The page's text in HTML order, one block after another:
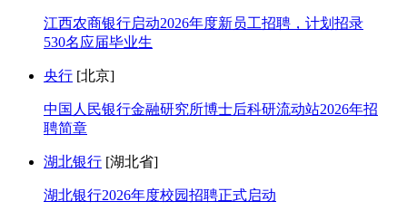
江西农商银行启动2026年度新员工招聘，计划招录
530名应届毕业生
央行 [北京]
中国人民银行金融研究所博士后科研流动站2026年招
聘简章
湖北银行 [湖北省]
湖北银行2026年度校园招聘正式启动